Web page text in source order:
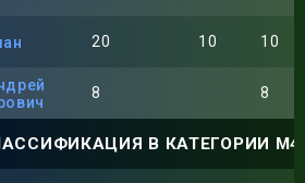
20 10 10
8 8
В КАТЕГОРИИ